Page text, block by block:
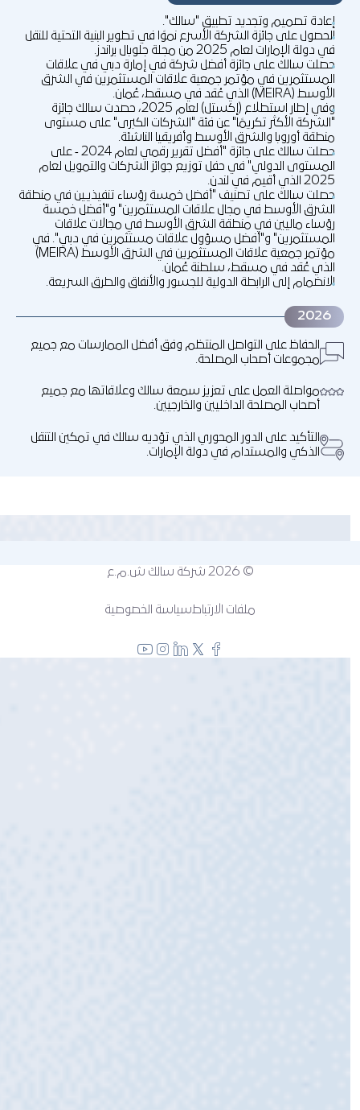
إعادة تصميم وتجديد تطبيق "سالك".
الحصول على جائزة الشركة الأسرع نموًا في تطوير البنية التحتية للنقل
في دولة الإمارات لعام 2025 من مجلة جلوبال براندز.
حصلت سالك على جائزة أفضل شركة في إمارة دبي في علاقات
المستثمرين في مؤتمر جمعية علاقات المستثمرين في الشرق
الأوسط (MEIRA) الذي عُقد في مسقط، عُمان.
وفي إطار استطلاع (إكستل) لعام 2025، حصدت سالك جائزة
"الشركة الأكثر تكريمًا" عن فئة "الشركات الكبرى" على مستوى
منطقة أوروبا والشرق الأوسط وأفريقيا الناشئة.
حصلت سالك على جائزة "أفضل تقرير رقمي لعام 2024 ‑ على
المستوى الدولي" في حفل توزيع جوائز الشركات والتمويل لعام
2025 الذي أقيم في لندن.
حصلت سالك على تصنيف "أفضل خمسة رؤساء تنفيذيين في منطقة
الشرق الأوسط في مجال علاقات المستثمرين" و"أفضل خمسة
رؤساء ماليين في منطقة الشرق الأوسط في مجالات علاقات
المستثمرين" و"أفضل مسؤول علاقات مستثمرين في دبي". في
مؤتمر جمعية علاقات المستثمرين في الشرق الأوسط (MEIRA)
الذي عُقد في مسقط، سلطنة عُمان.
الانضمام إلى الرابطة الدولية للجسور والأنفاق والطرق السريعة.
2026
الحفاظ على التواصل المنتظم وفق أفضل الممارسات مع جميع
مجموعات أصحاب المصلحة.
مواصلة العمل على تعزيز سمعة سالك وعلاقاتها مع جميع
أصحاب المصلحة الداخليين والخارجيين.
التأكيد على الدور المحوري الذي تؤديه سالك في تمكين التنقل
الذكي والمستدام في دولة الإمارات.
© 2026 شركة سالك ش.م.ع
ملفات الارتباطسياسة الخصوصية